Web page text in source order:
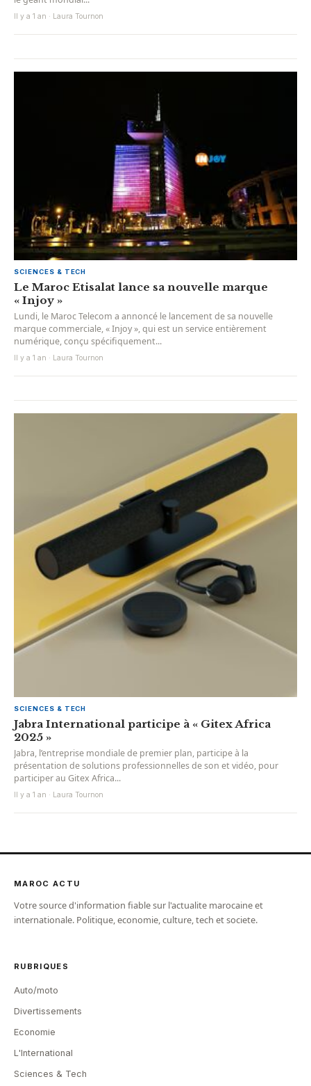
Il y a 1 an · Laura Tournon
SCIENCES & TECH
Le Maroc Etisalat lance sa nouvelle marque
« Injoy »
Lundi, le Maroc Telecom a annoncé le lancement de sa nouvelle
marque commerciale, « Injoy », qui est un service entièrement
numérique, conçu spécifiquement...
Il y a 1 an · Laura Tournon
SCIENCES & TECH
Jabra International participe à « Gitex Africa
2025 »
Jabra, l’entreprise mondiale de premier plan, participe à la
présentation de solutions professionnelles de son et vidéo, pour
participer au Gitex Africa...
Il y a 1 an · Laura Tournon
MAROC ACTU
Votre source d'information fiable sur l'actualite marocaine et
internationale. Politique, economie, culture, tech et societe.
RUBRIQUES
Auto/moto
Divertissements
Economie
L'International
Sciences & Tech